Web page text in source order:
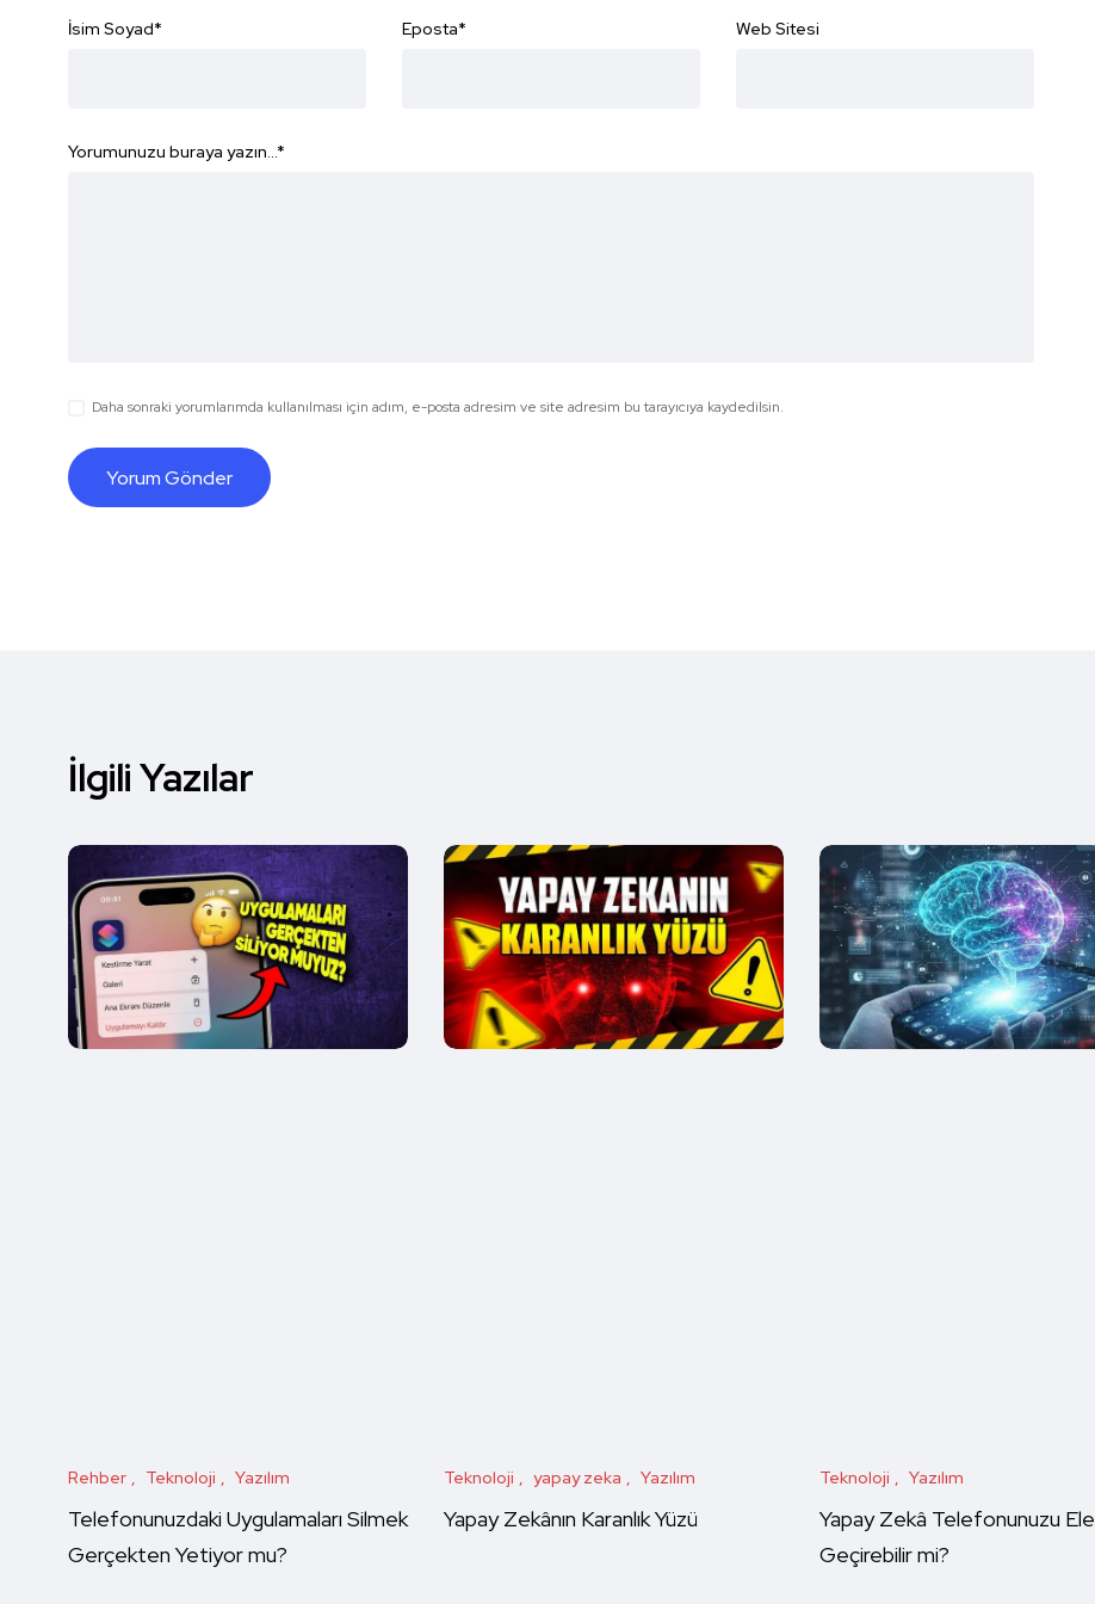
İsim Soyad* Eposta* Web Sitesi
Yorumunuzu buraya yazın...*
Daha sonraki yorumlarımda kullanılması için adım, e-posta adresim ve site adresim bu tarayıcıya kaydedilsin.
İlgili Yazılar
Rehber Teknoloji Yazılım
Telefonunuzdaki Uygulamaları Silmek
Gerçekten Yetiyor mu?
Teknoloji yapay zeka Yazılım
Yapay Zekânın Karanlık Yüzü
Teknoloji Yazılım
Yapay Zekâ Telefonunuzu Ele
Geçirebilir mi?